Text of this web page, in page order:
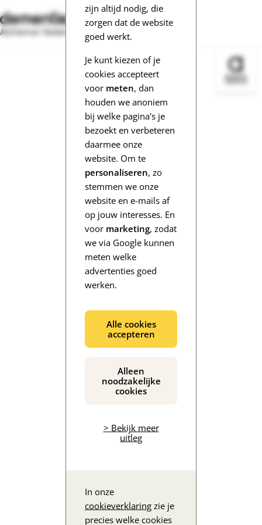
zijn altijd nodig, die
zorgen dat de website
goed werkt.
Je kunt kiezen of je
cookies accepteert
voor meten, dan
houden we anoniem
bij welke pagina's je
bezoekt en verbeteren
daarmee onze
website. Om te
personaliseren, zo
stemmen we onze
website en e-mails af
op jouw interesses. En
voor marketing, zodat
we via Google kunnen
meten welke
advertenties goed
werken.
Alle cookies
accepteren
Alleen
noodzakelijke
cookies
> Bekijk meer
uitleg
In onze
cookieverklaring zie je
precies welke cookies
Alzheimer Nederland
De inhoud wordt geladen...